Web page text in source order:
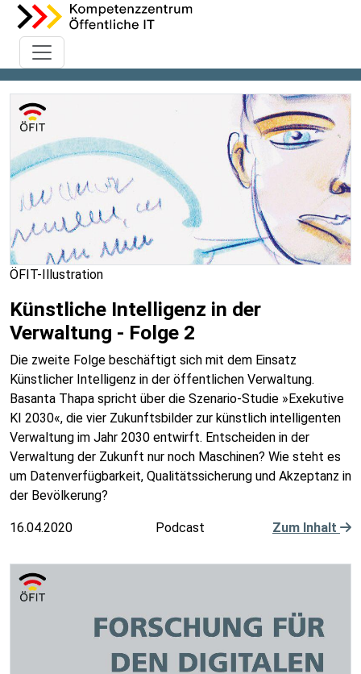
ÖFIT-Illustration
Künstliche Intelligenz in der
Verwaltung - Folge 2
Die zweite Folge beschäftigt sich mit dem Einsatz
Künstlicher Intelligenz in der öffentlichen Verwaltung.
Basanta Thapa spricht über die Szenario-Studie »Exekutive
KI 2030«, die vier Zukunftsbilder zur künstlich intelligenten
Verwaltung im Jahr 2030 entwirft. Entscheiden in der
Verwaltung der Zukunft nur noch Maschinen? Wie steht es
um Datenverfügbarkeit, Qualitätssicherung und Akzeptanz in
der Bevölkerung?
16.04.2020 Podcast Zum Inhalt